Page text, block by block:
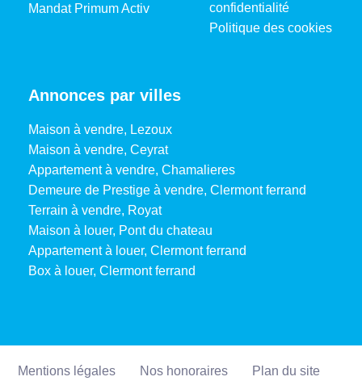
Mandat Primum Activ
confidentialité
Politique des cookies
Annonces par villes
Maison à vendre, Lezoux
Maison à vendre, Ceyrat
Appartement à vendre, Chamalieres
Demeure de Prestige à vendre, Clermont ferrand
Terrain à vendre, Royat
Maison à louer, Pont du chateau
Appartement à louer, Clermont ferrand
Box à louer, Clermont ferrand
Mentions légales Nos honoraires
Plan du site